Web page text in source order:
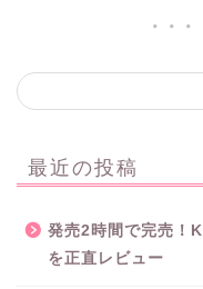
最近の投稿
発売2時間で完売！
を正直レビュー